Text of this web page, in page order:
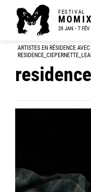
FESTIVAL
MOMIX
29 JAN - 7 FÉV
ARTISTES EN RÉSIDENCE